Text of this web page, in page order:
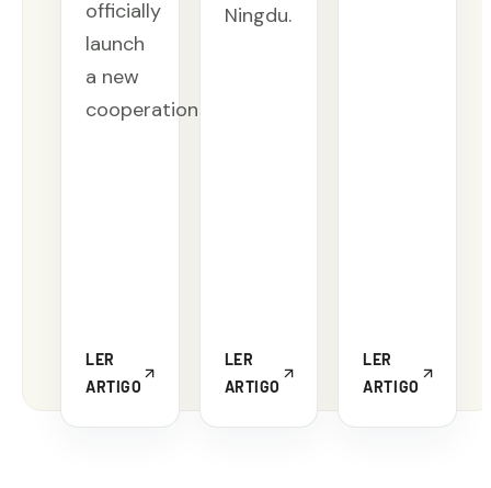
officially
launch
a new
cooperation.
LER
ARTIGO
Ningdu.
LER
ARTIGO
LER
ARTIGO